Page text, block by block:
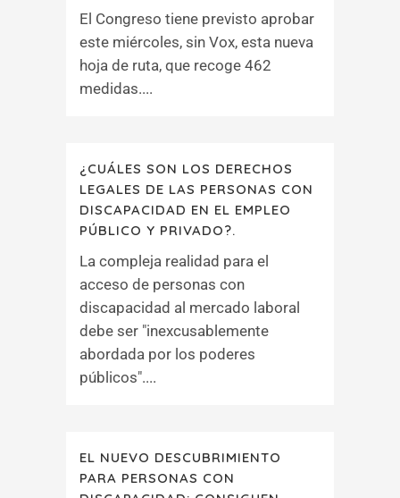
El Congreso tiene previsto aprobar
este miércoles, sin Vox, esta nueva
hoja de ruta, que recoge 462
medidas....
¿CUÁLES SON LOS DERECHOS
LEGALES DE LAS PERSONAS CON
DISCAPACIDAD EN EL EMPLEO
PÚBLICO Y PRIVADO?.
La compleja realidad para el
acceso de personas con
discapacidad al mercado laboral
debe ser "inexcusablemente
abordada por los poderes
públicos"....
EL NUEVO DESCUBRIMIENTO
PARA PERSONAS CON